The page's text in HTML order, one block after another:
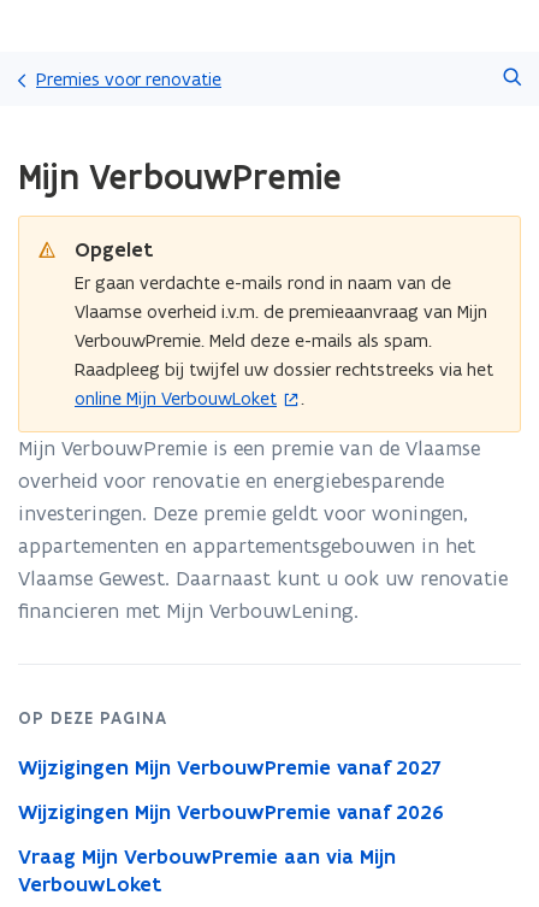
gaan
Premies voor renovatie
met
laden.
bevindt
VerbouwPremie
Mijn VerbouwPremie
Opgelet
Er gaan verdachte e-mails rond in naam van de
Vlaamse overheid i.v.m. de premieaanvraag van Mijn
VerbouwPremie. Meld deze e-mails als spam.
Raadpleeg bij twijfel uw dossier rechtstreeks via het
online Mijn VerbouwLoket
(
o
p
e
n
t
i
n
u
v
e
s
t
.
Mijn VerbouwPremie is een premie van de Vlaamse
overheid voor renovatie en energiebesparende
investeringen. Deze premie geldt voor woningen,
appartementen en appartementsgebouwen in het
Vlaamse Gewest. Daarnaast kunt u ook uw renovatie
financieren met Mijn VerbouwLening.
OP DEZE PAGINA
Wijzigingen Mijn VerbouwPremie vanaf 2027
Wijzigingen Mijn VerbouwPremie vanaf 2026
Vraag Mijn VerbouwPremie aan via Mijn
VerbouwLoket